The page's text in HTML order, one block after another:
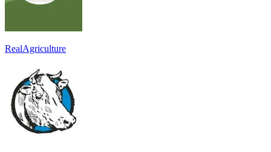
RealAgriculture